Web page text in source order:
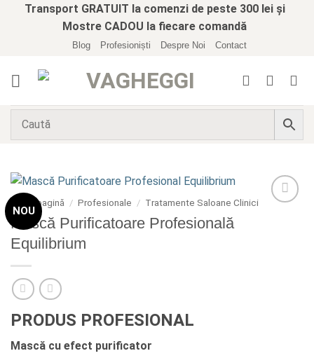
Transport GRATUIT la comenzi de peste 300 lei și
Mostre CADOU la fiecare comandă
Blog Profesioniști Despre Noi Contact
NOU
Prima pagină / Profesionale / Tratamente Saloane Clinici
Mască Purificatoare Profesională
Equilibrium
PRODUS PROFESIONAL
Mască cu efect purificator